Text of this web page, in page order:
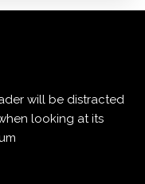
will be distracted
looking at its